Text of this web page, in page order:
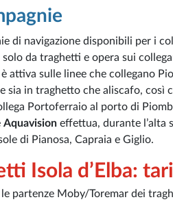
di navigazione disponibili per i
solo da traghetti e opera sui
è attiva sulle linee che collegano
sia in traghetto che aliscafo, così
Portoferraio al porto di
Aquavision effettua, durante l’alta
di Pianosa, Capraia e Giglio.
Isola d’Elba:
partenze Moby/Toremar dei